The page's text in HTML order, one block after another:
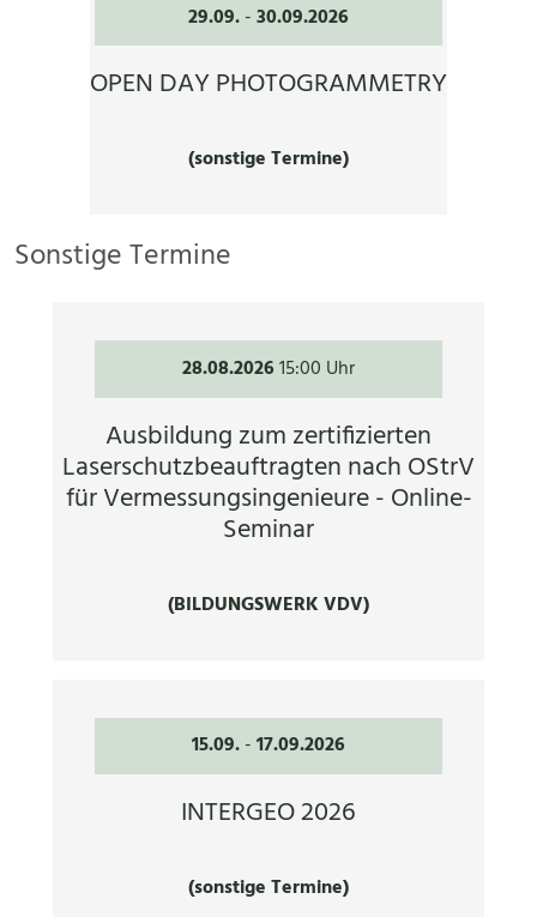
29.09.-30.09.2026
OPEN DAY PHOTOGRAMMETRY
(sonstige Termine)
Sonstige Termine
28.08.202615:00 Uhr
Ausbildung zum zertifizierten
Laserschutzbeauftragten nach OStrV
für Vermessungsingenieure - Online-
Seminar
(BILDUNGSWERK VDV)
15.09.-17.09.2026
INTERGEO 2026
(sonstige Termine)